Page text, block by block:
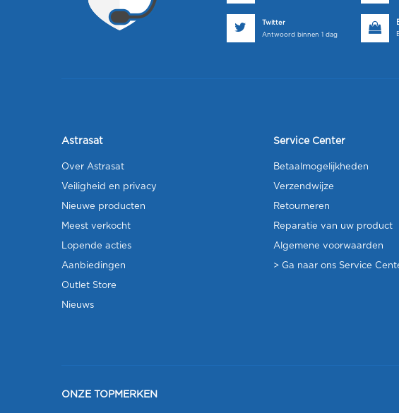
Twitter
Antwoord binnen 1 dag
Astrasat
Over Astrasat
Veiligheid en privacy
Nieuwe producten
Meest verkocht
Lopende acties
Aanbiedingen
Outlet Store
Nieuws
Service Center
Betaalmogelijkheden
Verzendwijze
Retourneren
Reparatie van uw product
Algemene voorwaarden
> Ga naar ons Service
ONZE TOPMERKEN